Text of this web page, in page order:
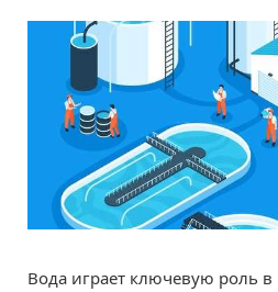
Вода играет ключевую роль